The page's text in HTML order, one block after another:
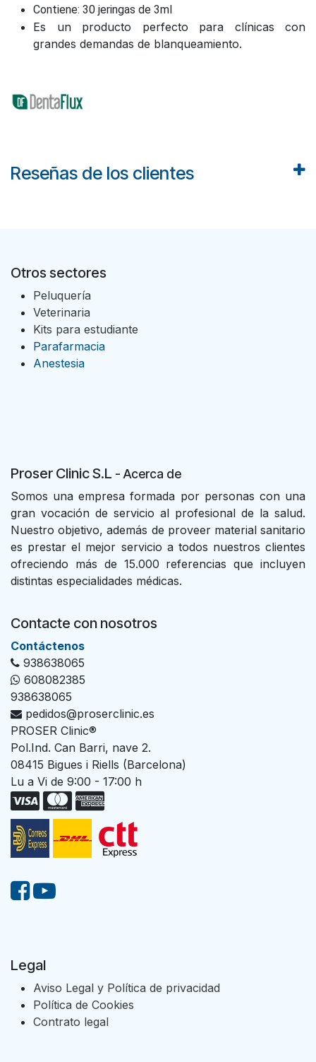
Contiene: 30 jeringas de 3ml
Es un producto perfecto para clínicas con
grandes demandas de blanqueamiento.
Reseñas de los clientes
Otros sectores
Peluquería
Veterinaria
Kits para estudiante
Parafarmacia
Anestesia
Proser Clinic S.L - Acerca de
Somos una empresa formada por personas con una
gran vocación de servicio al profesional de la salud.
Nuestro objetivo, además de proveer material sanitario
es prestar el mejor servicio a todos nuestros clientes
ofreciendo más de 15.000 referencias que incluyen
distintas especialidades médicas.
Contacte con nosotros
Con​tác​tenos
938638065
608082385
938638065
pedidos@proserclinic.es
PROSER Clinic®
Pol.Ind. Can Barri, nave 2.
08415 Bigues i Riells (Barcelona)
Lu a Vi de 9:00 - 17:00 h
Legal
Aviso Legal y Política de privacidad
Política de Cookies
Contrato legal